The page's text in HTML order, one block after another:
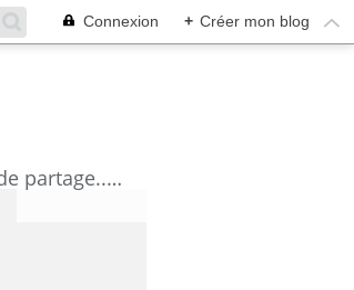
Connexion + Créer mon blog
découvrez mes aquarelles, mes tutoriels, mes coups de coeur lecture et artistes et autres envies de partage....Céline Castaingt-T.